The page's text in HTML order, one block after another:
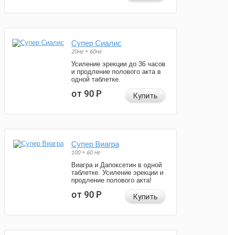
Супер Сиалис
20мг + 60мг
Усиление эрекции до 36 часов
и продление полового акта в
одной таблетке.
от 90Р Купить
Супер Виагра
100 + 60 мг
Виагра и Дапоксетин в одной
таблетке. Усиление эрекции и
продление полового акта!
от 90Р Купить